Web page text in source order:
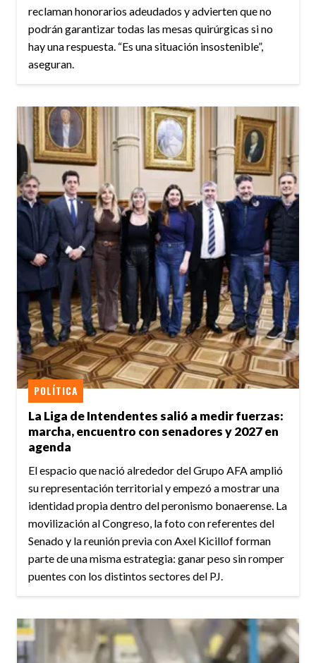
reclaman honorarios adeudados y advierten que no
podrán garantizar todas las mesas quirúrgicas si no
hay una respuesta. “Es una situación insostenible”,
aseguran.
La Liga de Intendentes salió a medir fuerzas:
marcha, encuentro con senadores y 2027 en
agenda
POLÍTICA
El espacio que nació alrededor del Grupo AFA amplió
su representación territorial y empezó a mostrar una
identidad propia dentro del peronismo bonaerense. La
movilización al Congreso, la foto con referentes del
Senado y la reunión previa con Axel Kicillof forman
parte de una misma estrategia: ganar peso sin romper
puentes con los distintos sectores del PJ.